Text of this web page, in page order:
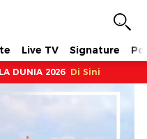
Live TV Signature
DUNIA 2026 Di Sini